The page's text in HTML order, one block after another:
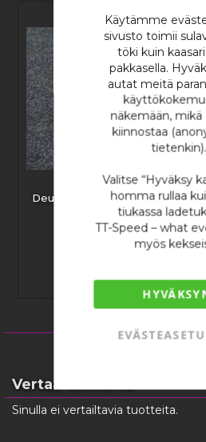
Käytämme
sivusto toimii
töki kuin
pakkasella.
autat meitä
näkemään, mikä
kiinnostaa
tietenkin).
Valitse “Hyväksy
homma rullaa
tiukassa
TT-Speed – what
myös
Deutsch ASL006-05SN-
57,37 €
Vertaa tuotteita
Sinulla ei vertailtavia tuotteita.